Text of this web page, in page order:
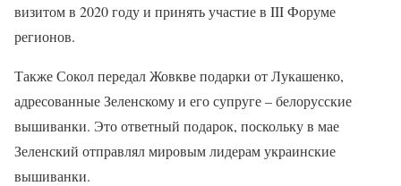
визитом в 2020 году и принять участие в III Форуме
регионов.
Также Сокол передал Жовкве подарки от Лукашенко,
адресованные Зеленскому и его супруге – белорусские
вышиванки. Это ответный подарок, поскольку в мае
Зеленский отправлял мировым лидерам украинские
вышиванки.